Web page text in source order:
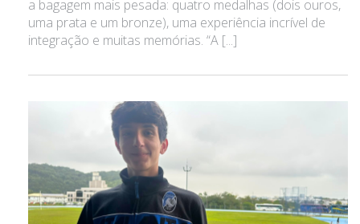
a bagagem mais pesada: quatro medalhas (dois ouros,
uma prata e um bronze), uma experiência incrível de
integração e muitas memórias. “A [...]